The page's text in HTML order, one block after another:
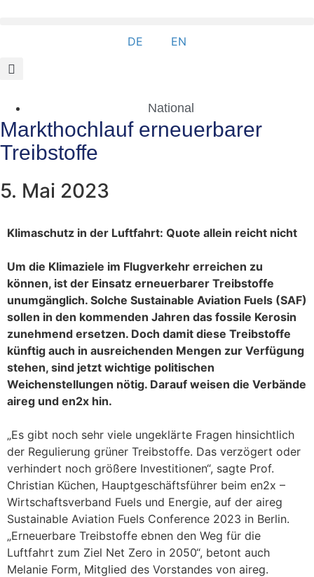
DE EN
National
Markthochlauf erneuerbarer
Treibstoffe
5. Mai 2023
Klimaschutz in der Luftfahrt: Quote allein reicht nicht
Um die Klimaziele im Flugverkehr erreichen zu
können, ist der Einsatz erneuerbarer Treibstoffe
unumgänglich. Solche Sustainable Aviation Fuels (SAF)
sollen in den kommenden Jahren das fossile Kerosin
zunehmend ersetzen. Doch damit diese Treibstoffe
künftig auch in ausreichenden Mengen zur Verfügung
stehen, sind jetzt wichtige politischen
Weichenstellungen nötig. Darauf weisen die Verbände
aireg und en2x hin.
„Es gibt noch sehr viele ungeklärte Fragen hinsichtlich
der Regulierung grüner Treibstoffe. Das verzögert oder
verhindert noch größere Investitionen“, sagte Prof.
Christian Küchen, Hauptgeschäftsführer beim en2x –
Wirtschaftsverband Fuels und Energie, auf der aireg
Sustainable Aviation Fuels Conference 2023 in Berlin.
„Erneuerbare Treibstoffe ebnen den Weg für die
Luftfahrt zum Ziel Net Zero in 2050“, betont auch
Melanie Form, Mitglied des Vorstandes von aireg.